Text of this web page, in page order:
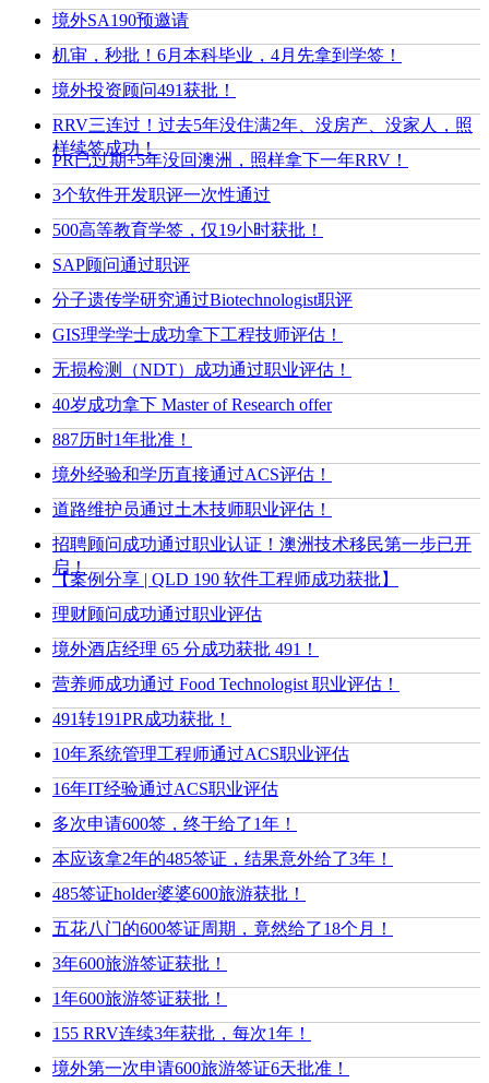
境外SA190预邀请
机审，秒批！6月本科毕业，4月先拿到学签！
境外投资顾问491获批！
RRV三连过！过去5年没住满2年、没房产、没家人，照
样续签成功！
PR已过期+5年没回澳洲，照样拿下一年RRV！
3个软件开发职评一次性通过
500高等教育学签，仅19小时获批！
SAP顾问通过职评
分子遗传学研究通过Biotechnologist职评
GIS理学学士成功拿下工程技师评估！
无损检测（NDT）成功通过职业评估！
40岁成功拿下 Master of Research offer
887历时1年批准！
境外经验和学历直接通过ACS评估！
道路维护员通过土木技师职业评估！
招聘顾问成功通过职业认证！澳洲技术移民第一步已开
启！
【案例分享 | QLD 190 软件工程师成功获批】
理财顾问成功通过职业评估
境外酒店经理 65 分成功获批 491！
营养师成功通过 Food Technologist 职业评估！
491转191PR成功获批！
10年系统管理工程师通过ACS职业评估
16年IT经验通过ACS职业评估
多次申请600签，终于给了1年！
本应该拿2年的485签证，结果意外给了3年！
485签证holder婆婆600旅游获批！
五花八门的600签证周期，竟然给了18个月！
3年600旅游签证获批！
1年600旅游签证获批！
155 RRV连续3年获批，每次1年！
境外第一次申请600旅游签证6天批准！